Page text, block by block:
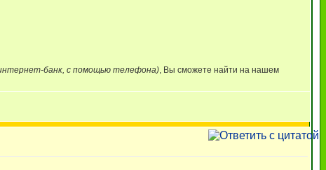
банк, с помощью телефона), Вы сможете найти на нашем